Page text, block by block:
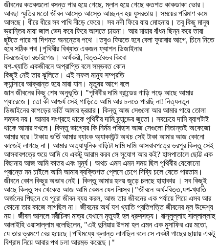
জীবনের কতকগুলো বসন্ত পার হয়ে গেছে, ম্লান হয়ে গেছে কতশত কাকডাকা ভোর।
আবছা স্মৃতির মতো জীবন আস্তে আস্তে আচ্ছন্ন হয় ধূসরতায়। সময়ের পরিমাণ কমে
আসছে। ধীরে ধীরে সব পাখি নীড়ে ফেরে। সব নদী ফিরে যায় মোহনায়। তবু কিছু মানুষ
ভ্রান্তির মায়া জাল ভেদ করে ফিরে আসতে চায়না। আর মায়ার বাঁধন ছিন্ন করে তারা
ছুটতে পারে না দিগন্ত অনন্তের পথে ।তবুও ফিরতে হবে বেলা ফুরাবার আগে, চিনে নিতে
হবে সঠিক পথ।পৃথিবীর বিখ্যাত একজন ফ্যাশন ডিজাইনার
কিরজেইডা রডরিগেজ। অর্থকরী, বিত্ত-বৈভব কিংবা
যশ-খ্যাতি একজীবনে অপ্রাপ্তি বলে সম্ভবত কোন
কিছুই নেই তার ঝুলিতে। এই সফল মানুষ সম্প্রতি
ক্যান্সারে আক্রান্ত হয়ে মারা যান। মৃত্যুর আগে বলে
জান জীবনের কিছু শেষ অনুভূতি। "পৃথিবীর দামি ব্রান্ডের গাড়ি পড়ে আছে আমার
গ্যারেজে। তো কী আশ্চর্য সেই গাড়িতে আমি আর চলতে পারছি না! নিত্যনতুন
ডিজাইনের কাপড়ের ভর্তি আমার ড্রয়ার। কিন্তু আজ সেগুলো আর আমার গায়ে তোলা
সম্ভব নয়। আমার সংগ্রহে থাকে পৃথিবীর দামি ব্র্যান্ডের জুতো। সবচেয়ে দামি ব্যাগটাই
থাকে আমার দখলে। কিন্তু ভাগ্যের কি নির্মম পরিহাস আজ সেগুলো নিতান্তই অকেজো
আমার ঘরে।টাকায় ভর্তি আমার ব্যাংক অ্যাকাউন্ট অথচ সেই টাকা আমার আজ কোনো
কাজেই লাগছে না। আমার অত্যাধুনিক বাড়িটা দামি দামি আসবাবপত্রে ভরপুর কিন্তু সেই
আসবাবপত্রে শুয়ে আমি যে একটু আরাম করব সে সুযোগ আর কই? হাসপাতালে ছোট্ট এক
বিছানায় আজ আমি কাতর এবং মুমূর্ষ। অথচ এমন এমন সময় ছিল পৃথিবীর যেকোনো
প্রান্তে মন চাইলে আমি আমার ব্যক্তিগত প্লেনে চেপে দিব্যি চলে যেতে পারতাম।
জীবনে কোন কিছুর অভাব নেই। কিন্তু আমার হৃদয় জুড়ে চলছে হাহাকার । সব কিছুই
আছে কিন্তু সব থেকেও আজ আমি কেমন যেন নিঃস্ব।"জীবনে অর্থ-বিত্ত,যশ-খ্যাতি
অর্জনের পিছনে যে পুরো জীবন ব্যয় করল, আজ তার জীবনের এক পর্যায়ে গিয়ে এসব আর
কোনো তার কাজে লাগছিল না। জীবনের অর্থ যশ খ্যাতি প্রতিপত্তি জীবনের মূল উদ্দেশ্য
নয়। জীবন আসলে মরীচিকা মাত্র যেখানে মৃত্যুই হল ধ্রুবসত্য। রাসূলুল্লাহ সাল্লাল্লাহু
আলাইহি ওয়াসাল্লাম বলেছিলেন, "এই দুনিয়ার উপমা হল এমন এক মুসাফির এর মতো,
যে তার ভ্রমণে বের হয়েছে।পথিমধ্যে ক্লান্ত লাগছিল বলে সে একটা গাছের ছায়ায় একটু
বিশ্রাম নিয়ে আবার পথ চলা আরম্ভ করেছে।"